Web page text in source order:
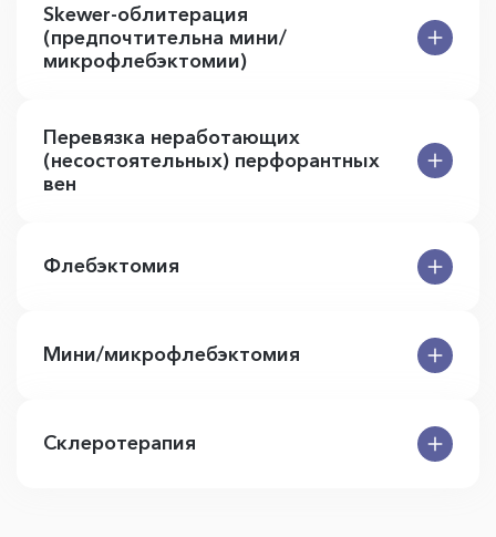
Skewer-облитерация
(предпочтительна мини/
микрофлебэктомии)
Перевязка неработающих
(несостоятельных) перфорантных
вен
Флебэктомия
Мини/микрофлебэктомия
Склеротерапия